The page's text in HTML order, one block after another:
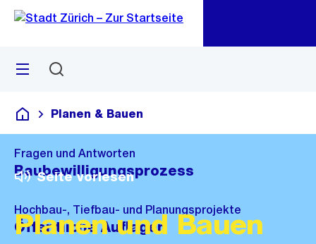
Navigation
Sprunglink
Menü
Deutsch
Planen & Bauen
Seite vorlesen
Planen und Bauen
Fragen und Antworten
Baubewilligungsprozess
Hochbau-, Tiefbau- und Planungsprojekte
Öffentliche Auflagen